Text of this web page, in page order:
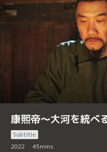
康熙帝～大河を統べ
Subtitle
2022
45mins